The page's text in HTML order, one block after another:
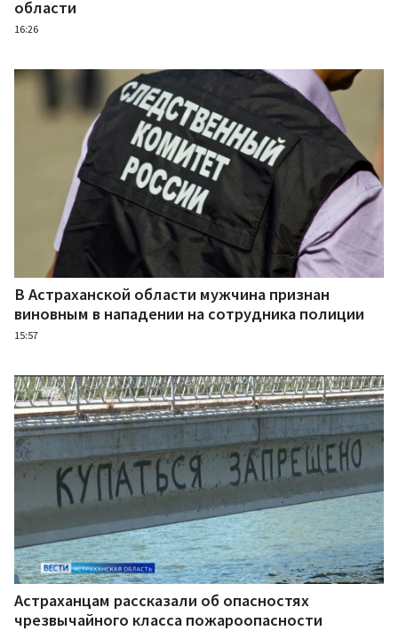
области
16:26
В Астраханской области мужчина признан
виновным в нападении на сотрудника полиции
15:57
Астраханцам рассказали об опасностях
чрезвычайного класса пожароопасности